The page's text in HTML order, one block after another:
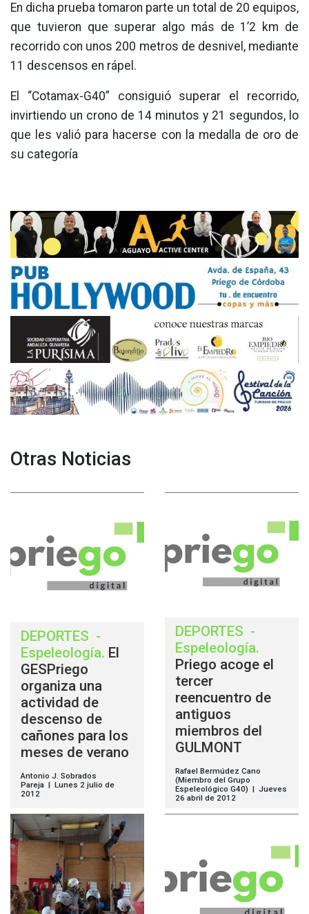
En dicha prueba tomaron parte un total de 20 equipos,
que tuvieron que superar algo más de 1’2 km de
recorrido con unos 200 metros de desnivel, mediante
11 descensos en rápel.
El “Cotamax-G40” consiguió superar el recorrido,
invirtiendo un crono de 14 minutos y 21 segundos, lo
que les valió para hacerse con la medalla de oro de
su categoría
Otras Noticias
DEPORTES -
Espeleología. El
GESPriego
organiza una
actividad de
descenso de
cañones para los
meses de verano
Antonio J. Sobrados
Pareja | Lunes 2 julio de
2012
DEPORTES -
Espeleología.
Priego acoge el
tercer
reencuentro de
antiguos
miembros del
GULMONT
Rafael Bermúdez Cano
(Miembro del Grupo
Espeleológico G40) | Jueves
26 abril de 2012